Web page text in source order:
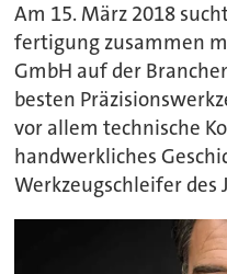
Am 15. März 2018
fertigung zusammen
GmbH auf der
besten
vor allem technische
handwerkliches
Werkzeugschleifer des